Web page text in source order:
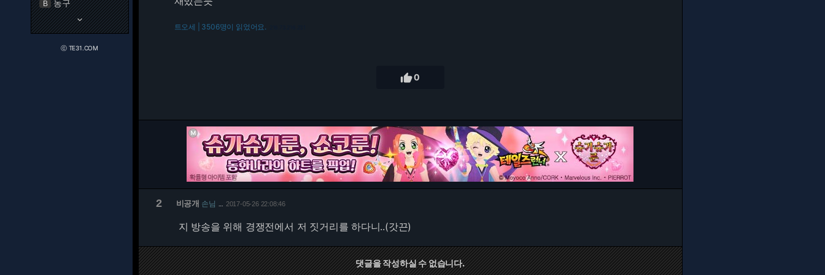
B 농구
keyboard_arrow_down
ⓒ TE31.COM
트오세 | 3506명이 읽었어요.
0
2 비공개 손님 2017-05-26 22:08:46
지 방송을 위해 경쟁전에서 저 짓거리를 하다니..(갓끈)
댓글을 작성하실 수 없습니다.